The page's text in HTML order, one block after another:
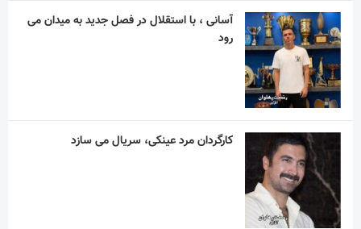
آسانی ، با استقلال در فصل جدید به میدان می
رود
کارگردان مرد عینکی، سریال می سازد